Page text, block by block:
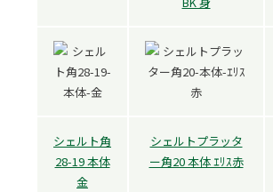
シェルト角
28-19 本体
金
シェルトプラッタ
ー角20 本体 ｴﾘｽ赤